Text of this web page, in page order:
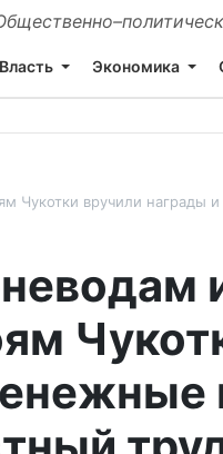
Власть Экономика
Чукотки вручили награды